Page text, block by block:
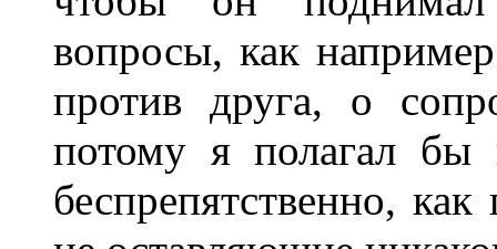
вопросы, как
против друга, о
потому я полагал бы
беспрепятственно,